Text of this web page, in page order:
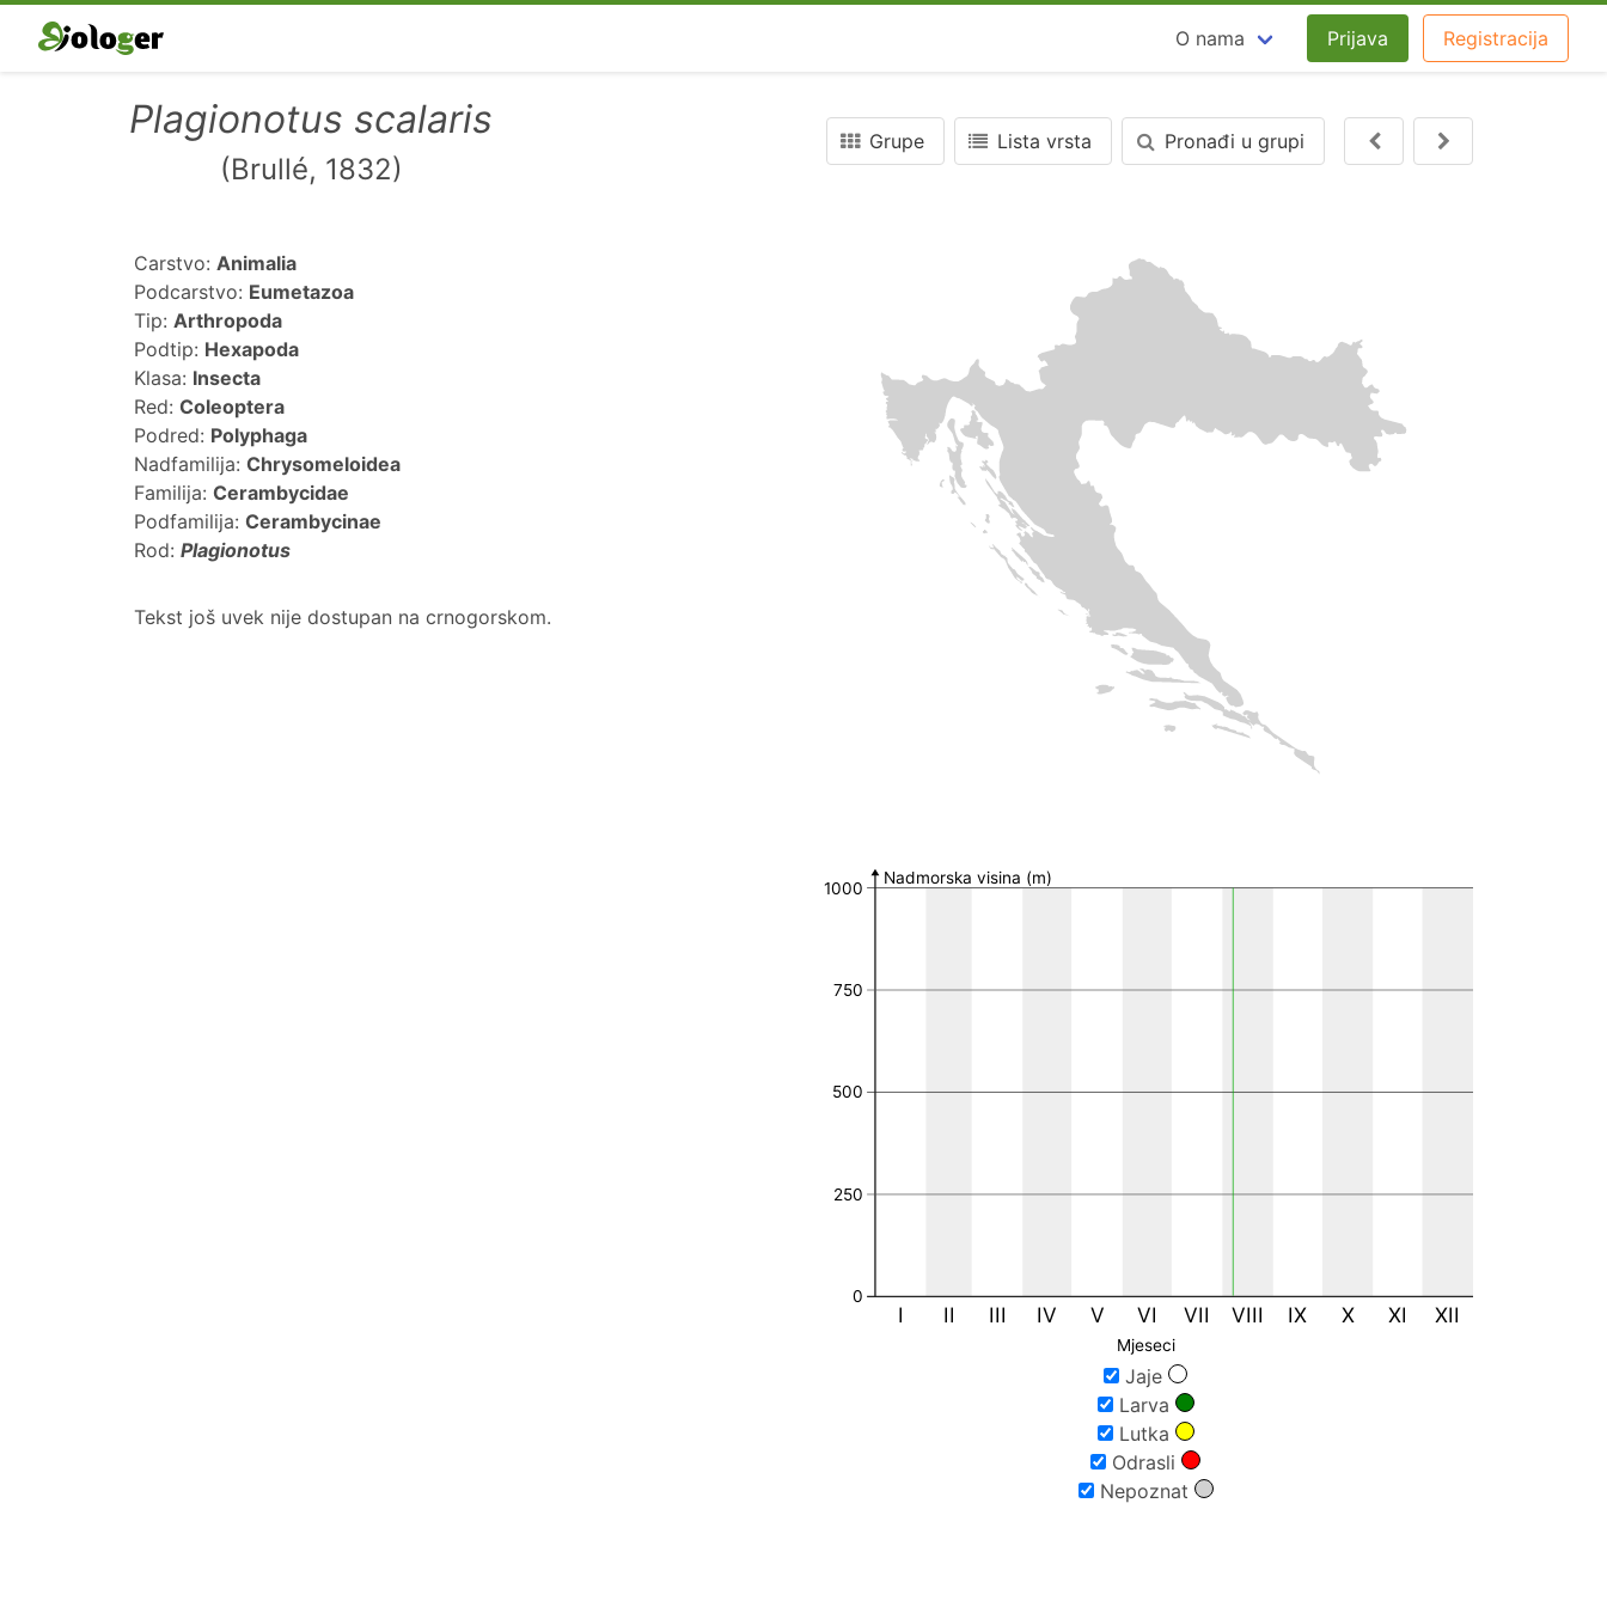
O nama Prijava Registracija
Plagionotus scalaris
(Brullé, 1832)
Grupe Lista vrsta Pronađi u grupi
Carstvo: Animalia
Podcarstvo: Eumetazoa
Tip: Arthropoda
Podtip: Hexapoda
Klasa: Insecta
Red: Coleoptera
Podred: Polyphaga
Nadfamilija: Chrysomeloidea
Familija: Cerambycidae
Podfamilija: Cerambycinae
Rod: Plagionotus
Tekst još uvek nije dostupan na crnogorskom.
MGRS 10k poljeBroj nalaza
I II III IV V VI VII VIII IX X XI XII
Nadmorska visina (m)
Mjeseci
0
250
500
750
1000
Jaje
Larva
Lutka
Odrasli
Nepoznat